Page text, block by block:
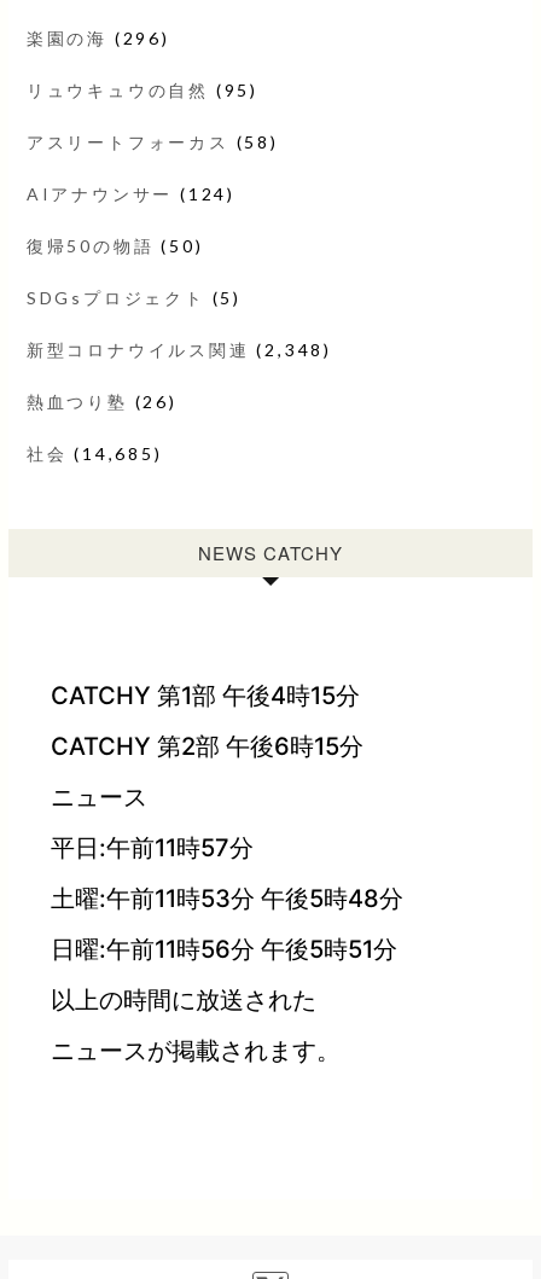
楽園の海 (296)
リュウキュウの自然 (95)
アスリートフォーカス (58)
AIアナウンサー (124)
復帰50の物語 (50)
SDGsプロジェクト (5)
新型コロナウイルス関連 (2,348)
熱血つり塾 (26)
社会 (14,685)
NEWS CATCHY
CATCHY 第1部 午後4時15分
CATCHY 第2部 午後6時15分
ニュース
平日:午前11時57分
土曜:午前11時53分 午後5時48分
日曜:午前11時56分 午後5時51分
以上の時間に放送された
ニュースが掲載されます。